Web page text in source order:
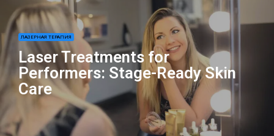
ЛАЗЕРНАЯ ТЕРАПИЯ
Laser Treatments for
Performers: Stage-Ready Skin
Care